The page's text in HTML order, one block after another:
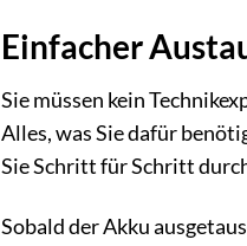
Einfacher
Sie müssen kein
Alles, was Sie dafür
Sie Schritt für Schritt
Sobald der Akku